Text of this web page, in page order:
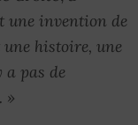
une invention de
une histoire, une
a pas de
»